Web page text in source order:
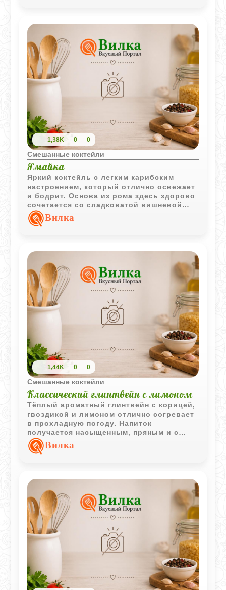
составит труда. Главное здесь - хорошо
охладить базу перед тем, как доливать
игристое. А маленькая вишенка на дне
бокала станет приятным сладким
бонусом.
1,38K 0 0
Смешанные коктейли
Ямайка
Яркий коктейль с легким карибским
настроением, который отлично освежает
и бодрит. Основа из рома здесь здорово
сочетается со сладковатой вишневой
настойкой, а свежий лимонный сок
добавляет напитку приятную кислинку и
все в шейкере со льдом. А аккуратная
сахарная каемка на бокале не только
эффектно смотрится, но и делает каждый
глоток
Вилка
1,44K 0 0
Смешанные коктейли
Классический глинтвейн с лимоном
Тёплый ароматный глинтвейн с корицей,
гвоздикой и лимоном отлично согревает
в прохладную погоду. Напиток
получается насыщенным, пряным и с
приятной цитрусовой свежестью.
Вилка